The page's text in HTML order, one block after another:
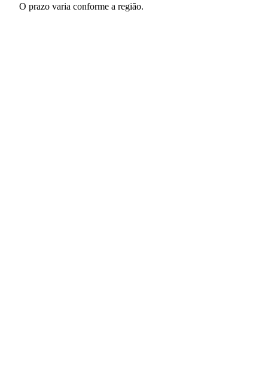
O prazo varia conforme a região.